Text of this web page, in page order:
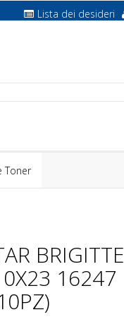
Lista dei desideri
Toner
BRIGITTE
16247